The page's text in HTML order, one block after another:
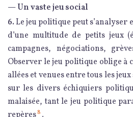
— Un vaste jeu social
6.Le jeu politique peut s’analyser
d’une multitude de petits jeux
campagnes, négociations,
Observer le jeu politique oblige à
allées et venues entre tous les
sur les divers échiquiers
malaisée, tant le jeu politique
8